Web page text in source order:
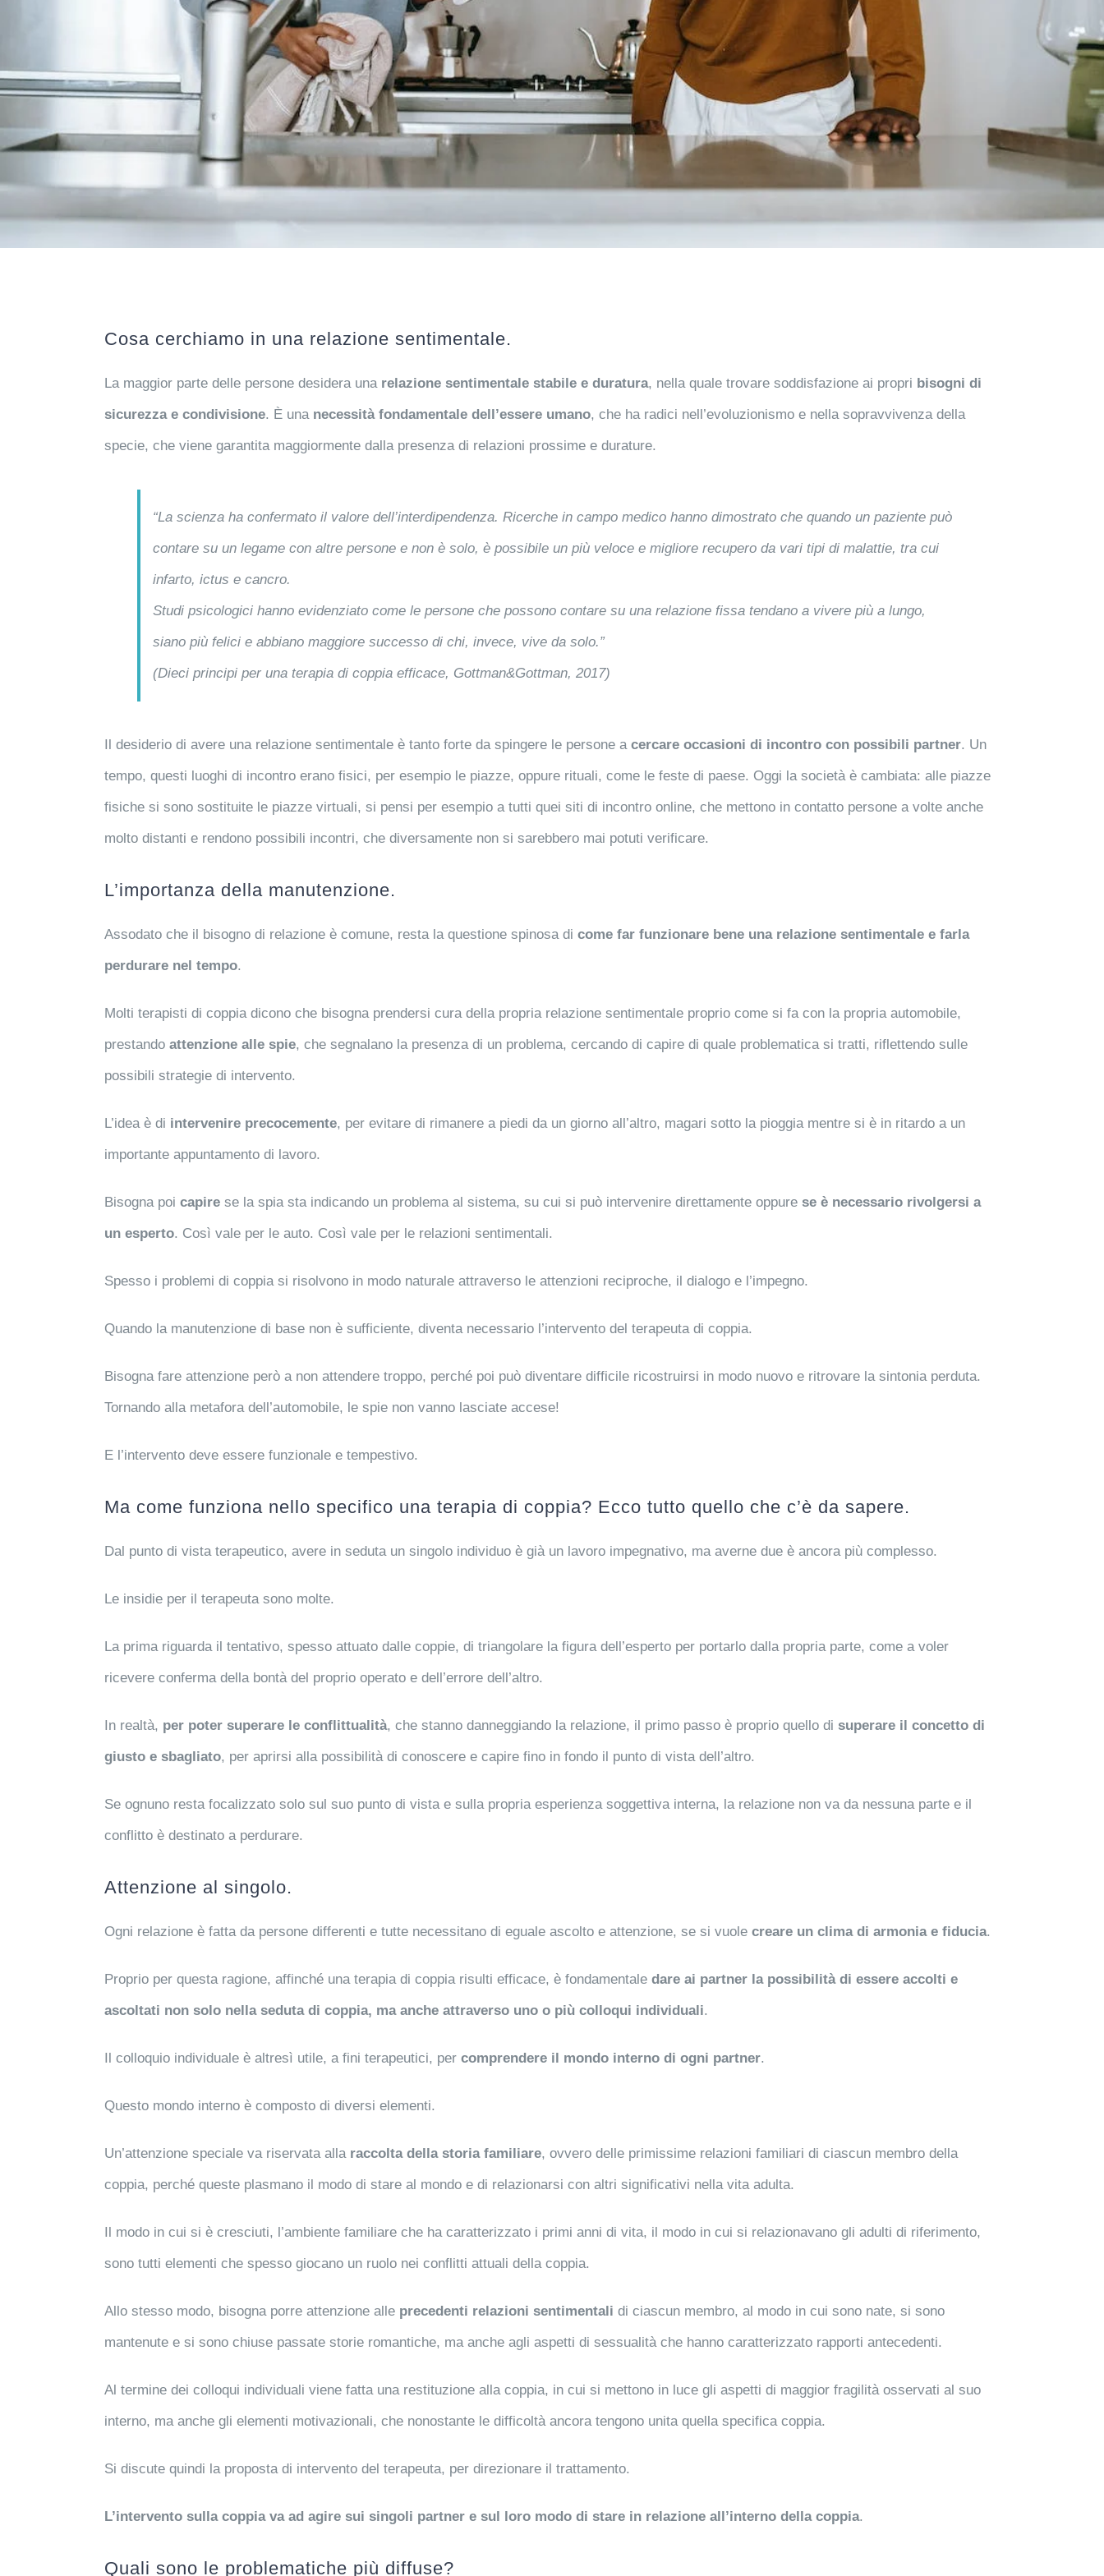
Cosa cerchiamo in una relazione sentimentale.
La maggior parte delle persone desidera una relazione sentimentale stabile e duratura, nella quale trovare soddisfazione ai propri bisogni di
sicurezza e condivisione. È una necessità fondamentale dell’essere umano, che ha radici nell’evoluzionismo e nella sopravvivenza della
specie, che viene garantita maggiormente dalla presenza di relazioni prossime e durature.
“La scienza ha confermato il valore dell’interdipendenza. Ricerche in campo medico hanno dimostrato che quando un paziente può
contare su un legame con altre persone e non è solo, è possibile un più veloce e migliore recupero da vari tipi di malattie, tra cui
infarto, ictus e cancro.
Studi psicologici hanno evidenziato come le persone che possono contare su una relazione fissa tendano a vivere più a lungo,
siano più felici e abbiano maggiore successo di chi, invece, vive da solo.”
(Dieci principi per una terapia di coppia efficace, Gottman&Gottman, 2017)
Il desiderio di avere una relazione sentimentale è tanto forte da spingere le persone a cercare occasioni di incontro con possibili partner. Un
tempo, questi luoghi di incontro erano fisici, per esempio le piazze, oppure rituali, come le feste di paese. Oggi la società è cambiata: alle piazze
fisiche si sono sostituite le piazze virtuali, si pensi per esempio a tutti quei siti di incontro online, che mettono in contatto persone a volte anche
molto distanti e rendono possibili incontri, che diversamente non si sarebbero mai potuti verificare.
L’importanza della manutenzione.
Assodato che il bisogno di relazione è comune, resta la questione spinosa di come far funzionare bene una relazione sentimentale e farla
perdurare nel tempo.
Molti terapisti di coppia dicono che bisogna prendersi cura della propria relazione sentimentale proprio come si fa con la propria automobile,
prestando attenzione alle spie, che segnalano la presenza di un problema, cercando di capire di quale problematica si tratti, riflettendo sulle
possibili strategie di intervento.
L’idea è di intervenire precocemente, per evitare di rimanere a piedi da un giorno all’altro, magari sotto la pioggia mentre si è in ritardo a un
importante appuntamento di lavoro.
Bisogna poi capire se la spia sta indicando un problema al sistema, su cui si può intervenire direttamente oppure se è necessario rivolgersi a
un esperto. Così vale per le auto. Così vale per le relazioni sentimentali.
Spesso i problemi di coppia si risolvono in modo naturale attraverso le attenzioni reciproche, il dialogo e l’impegno.
Quando la manutenzione di base non è sufficiente, diventa necessario l’intervento del terapeuta di coppia.
Bisogna fare attenzione però a non attendere troppo, perché poi può diventare difficile ricostruirsi in modo nuovo e ritrovare la sintonia perduta.
Tornando alla metafora dell’automobile, le spie non vanno lasciate accese!
E l’intervento deve essere funzionale e tempestivo.
Ma come funziona nello specifico una terapia di coppia? Ecco tutto quello che c’è da sapere.
Dal punto di vista terapeutico, avere in seduta un singolo individuo è già un lavoro impegnativo, ma averne due è ancora più complesso.
Le insidie per il terapeuta sono molte.
La prima riguarda il tentativo, spesso attuato dalle coppie, di triangolare la figura dell’esperto per portarlo dalla propria parte, come a voler
ricevere conferma della bontà del proprio operato e dell’errore dell’altro.
In realtà, per poter superare le conflittualità, che stanno danneggiando la relazione, il primo passo è proprio quello di superare il concetto di
giusto e sbagliato, per aprirsi alla possibilità di conoscere e capire fino in fondo il punto di vista dell’altro.
Se ognuno resta focalizzato solo sul suo punto di vista e sulla propria esperienza soggettiva interna, la relazione non va da nessuna parte e il
conflitto è destinato a perdurare.
Attenzione al singolo.
Ogni relazione è fatta da persone differenti e tutte necessitano di eguale ascolto e attenzione, se si vuole creare un clima di armonia e fiducia.
Proprio per questa ragione, affinché una terapia di coppia risulti efficace, è fondamentale dare ai partner la possibilità di essere accolti e
ascoltati non solo nella seduta di coppia, ma anche attraverso uno o più colloqui individuali.
Il colloquio individuale è altresì utile, a fini terapeutici, per comprendere il mondo interno di ogni partner.
Questo mondo interno è composto di diversi elementi.
Un’attenzione speciale va riservata alla raccolta della storia familiare, ovvero delle primissime relazioni familiari di ciascun membro della
coppia, perché queste plasmano il modo di stare al mondo e di relazionarsi con altri significativi nella vita adulta.
Il modo in cui si è cresciuti, l’ambiente familiare che ha caratterizzato i primi anni di vita, il modo in cui si relazionavano gli adulti di riferimento,
sono tutti elementi che spesso giocano un ruolo nei conflitti attuali della coppia.
Allo stesso modo, bisogna porre attenzione alle precedenti relazioni sentimentali di ciascun membro, al modo in cui sono nate, si sono
mantenute e si sono chiuse passate storie romantiche, ma anche agli aspetti di sessualità che hanno caratterizzato rapporti antecedenti.
Al termine dei colloqui individuali viene fatta una restituzione alla coppia, in cui si mettono in luce gli aspetti di maggior fragilità osservati al suo
interno, ma anche gli elementi motivazionali, che nonostante le difficoltà ancora tengono unita quella specifica coppia.
Si discute quindi la proposta di intervento del terapeuta, per direzionare il trattamento.
L’intervento sulla coppia va ad agire sui singoli partner e sul loro modo di stare in relazione all’interno della coppia.
Quali sono le problematiche più diffuse?